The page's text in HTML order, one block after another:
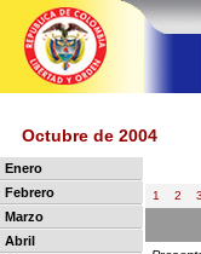
Octubre de 2004
Enero
Febrero
Marzo
Abril
1 2 3